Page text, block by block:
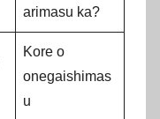
arimasu ka?
Kore o
onegaishimas
u